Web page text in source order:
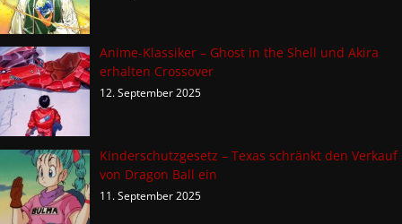
Anime-Klassiker – Ghost in the Shell und Akira
erhalten Crossover
12. September 2025
Kinderschutzgesetz – Texas schränkt den Verkauf
von Dragon Ball ein
11. September 2025